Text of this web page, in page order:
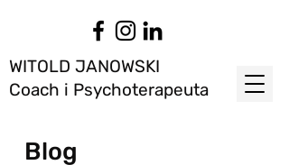
WITOLD JANOWSKI
Coach i Psychoterapeuta
Blog